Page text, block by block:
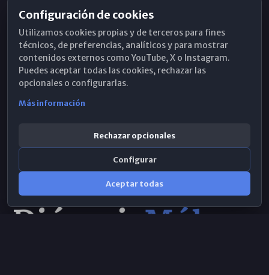
Horarios de Misa
Hemeroteca
WhatsApp
Configuración de cookies
Utilizamos cookies propias y de terceros para fines
técnicos, de preferencias, analíticos y para mostrar
contenidos externos como YouTube, X o Instagram.
Puedes aceptar todas las cookies, rechazar las
opcionales o configurarlas.
Más información
Rechazar opcionales
Configurar
Aceptar todas